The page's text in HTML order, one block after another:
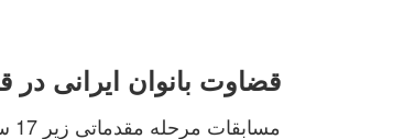
قضاوت بانوان ایرانی در